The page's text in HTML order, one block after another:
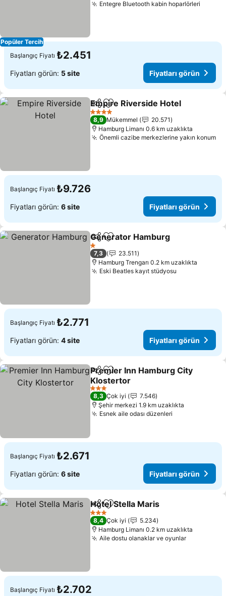
Popüler Tercih
Entegre Bluetooth kabin hoparlörleri
Başlangıç Fiyatı ₺2.451
Fiyatları görün: 5 site Fiyatları görün
PaylaşFavorilerime ekle
Empire Riverside Hotel
4 Yıldız
8,9 Mükemmel
20.571
Hamburg Limanı 0.6 km uzaklıkta
Önemli cazibe merkezlerine yakın konum
Başlangıç Fiyatı ₺9.726
Fiyatları görün: 6 site Fiyatları görün
PaylaşFavorilerime ekle
Generator Hamburg
1 Yıldız
7,3
23.511
Hamburg Trengarı 0.2 km uzaklıkta
Eski Beatles kayıt stüdyosu
Başlangıç Fiyatı ₺2.771
Fiyatları görün: 4 site Fiyatları görün
PaylaşFavorilerime ekle
Premier Inn Hamburg City
Klostertor
3 Yıldız
8,3 Çok iyi
7.546
Şehir merkezi 1.9 km uzaklıkta
Esnek aile odası düzenleri
Başlangıç Fiyatı ₺2.671
Fiyatları görün: 6 site Fiyatları görün
PaylaşFavorilerime ekle
Hotel Stella Maris
3 Yıldız
8,4 Çok iyi
5.234
Hamburg Limanı 0.2 km uzaklıkta
Aile dostu olanaklar ve oyunlar
Başlangıç Fiyatı ₺2.702